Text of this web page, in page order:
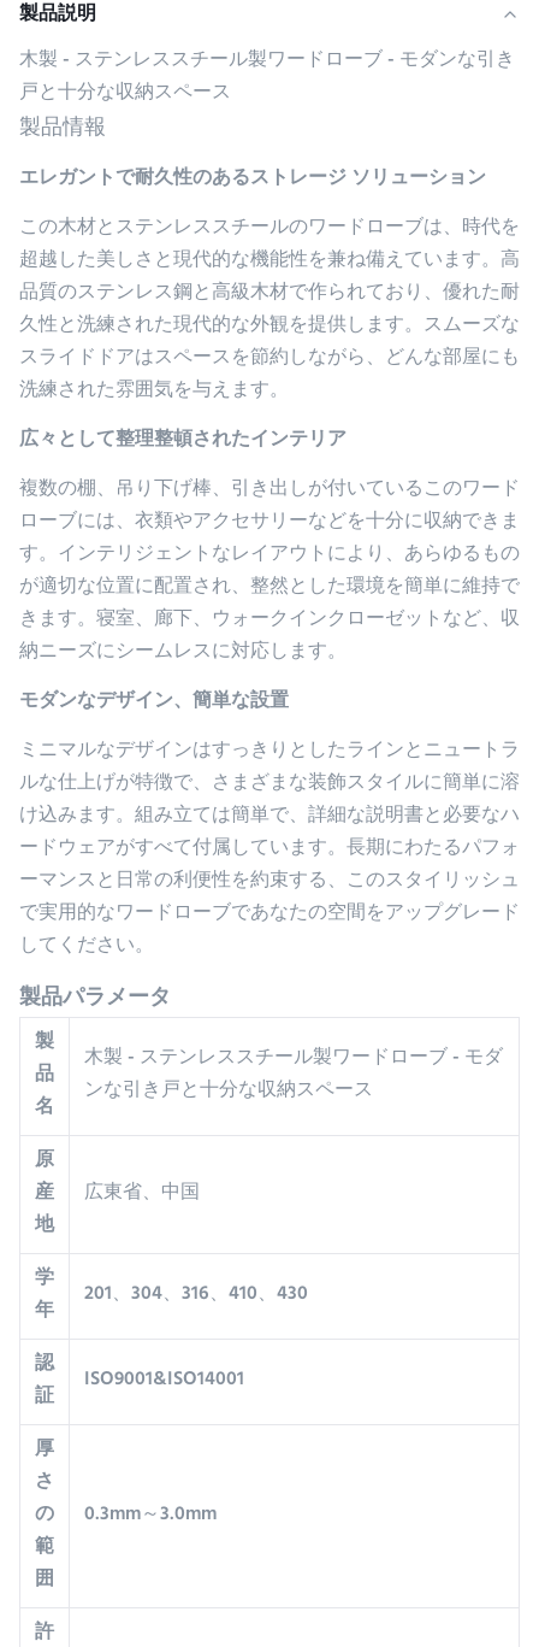
製品説明
木製 - ステンレススチール製ワードローブ - モダンな引き
戸と十分な収納スペース
製品情報
エレガントで耐久性のあるストレージ ソリューション
この木材とステンレススチールのワードローブは、時代を
超越した美しさと現代的な機能性を兼ね備えています。高
品質のステンレス鋼と高級木材で作られており、優れた耐
久性と洗練された現代的な外観を提供します。スムーズな
スライドドアはスペースを節約しながら、どんな部屋にも
洗練された雰囲気を与えます。
広々として整理整頓されたインテリア
複数の棚、吊り下げ棒、引き出しが付いているこのワード
ローブには、衣類やアクセサリーなどを十分に収納できま
す。インテリジェントなレイアウトにより、あらゆるもの
が適切な位置に配置され、整然とした環境を簡単に維持で
きます。寝室、廊下、ウォークインクローゼットなど、収
納ニーズにシームレスに対応します。
モダンなデザイン、簡単な設置
ミニマルなデザインはすっきりとしたラインとニュートラ
ルな仕上げが特徴で、さまざまな装飾スタイルに簡単に溶
け込みます。組み立ては簡単で、詳細な説明書と必要なハ
ードウェアがすべて付属しています。長期にわたるパフォ
ーマンスと日常の利便性を約束する、このスタイリッシュ
で実用的なワードローブであなたの空間をアップグレード
してください。
製品パラメータ
製
品
名
木製 - ステンレススチール製ワードローブ - モダ
ンな引き戸と十分な収納スペース
原
産
地
広東省、中国
学
年
201、304、316、410、430
認
証
ISO9001&ISO14001
厚
さ
の
範
囲
0.3mm～3.0mm
許